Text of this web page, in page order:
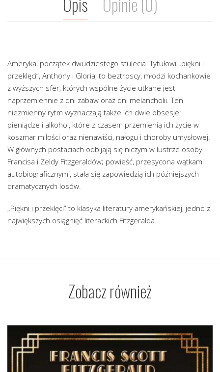
Ameryka, początek dwudziestego stulecia. Tytułowi „piękni i
przeklęci”, Anthony i Gloria, to beztroscy, młodzi kochankowie
z wyższych sfer, których wspólne życie utkane jest
naprzemiennie z dni zabaw oraz dni melancholii. Ten
niezmienny rytm wyznaczają także ich dwie obsesje:
pieniądze i alkohol, które z czasem przemienią ich życie w
koszmar miłości oraz nienawiści, nałogu i choroby umysłowej.
W głównych postaciach odbijają się niczym w lustrze osoby
Francisa i Zeldy Fitzgeraldów; powieść, przesycona wątkami
autobiograficznymi, stała się zapowiedzią ich późniejszych
dramatycznych losów.
„Piękni i przeklęci” to klasyka literatury amerykańskiej, jedno z
największych osiągnięć literackich Fitzgeralda.
Zobacz również